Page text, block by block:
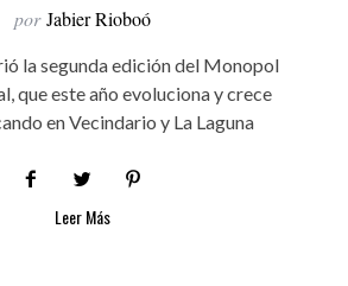
por Jabier Rioboó
la segunda edición del Monopol
que este año evoluciona y crece
en Vecindario y La Laguna
Leer Más